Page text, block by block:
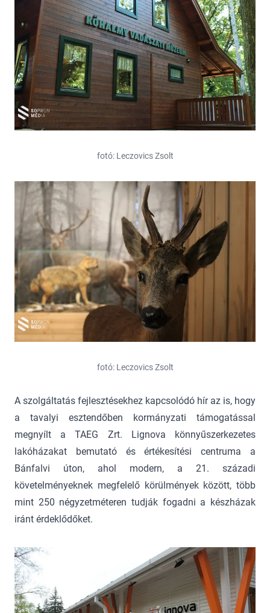
fotó: Leczovics Zsolt
fotó: Leczovics Zsolt
A szolgáltatás fejlesztésekhez kapcsolódó hír az is, hogy
a tavalyi esztendőben kormányzati támogatással
megnyílt a TAEG Zrt. Lignova könnyűszerkezetes
lakóházakat bemutató és értékesítési centruma a
Bánfalvi úton, ahol modern, a 21. századi
követelményeknek megfelelő körülmények között, több
mint 250 négyzetméteren tudják fogadni a készházak
iránt érdeklődőket.